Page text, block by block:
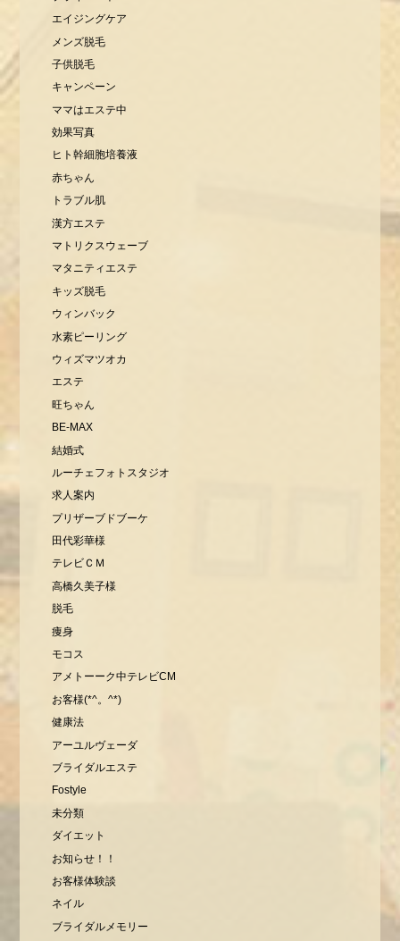
エイジングケア
メンズ脱毛
子供脱毛
キャンペーン
ママはエステ中
効果写真
ヒト幹細胞培養液
赤ちゃん
トラブル肌
漢方エステ
マトリクスウェーブ
マタニティエステ
キッズ脱毛
ウィンバック
水素ピーリング
ウィズマツオカ
エステ
旺ちゃん
BE-MAX
結婚式
ルーチェフォトスタジオ
求人案内
プリザーブドブーケ
田代彩華様
テレビＣＭ
高橋久美子様
脱毛
痩身
モコス
アメトーーク中テレビCM
お客様(*^。^*)
健康法
アーユルヴェーダ
ブライダルエステ
Fostyle
未分類
ダイエット
お知らせ！！
お客様体験談
ネイル
ブライダルメモリー